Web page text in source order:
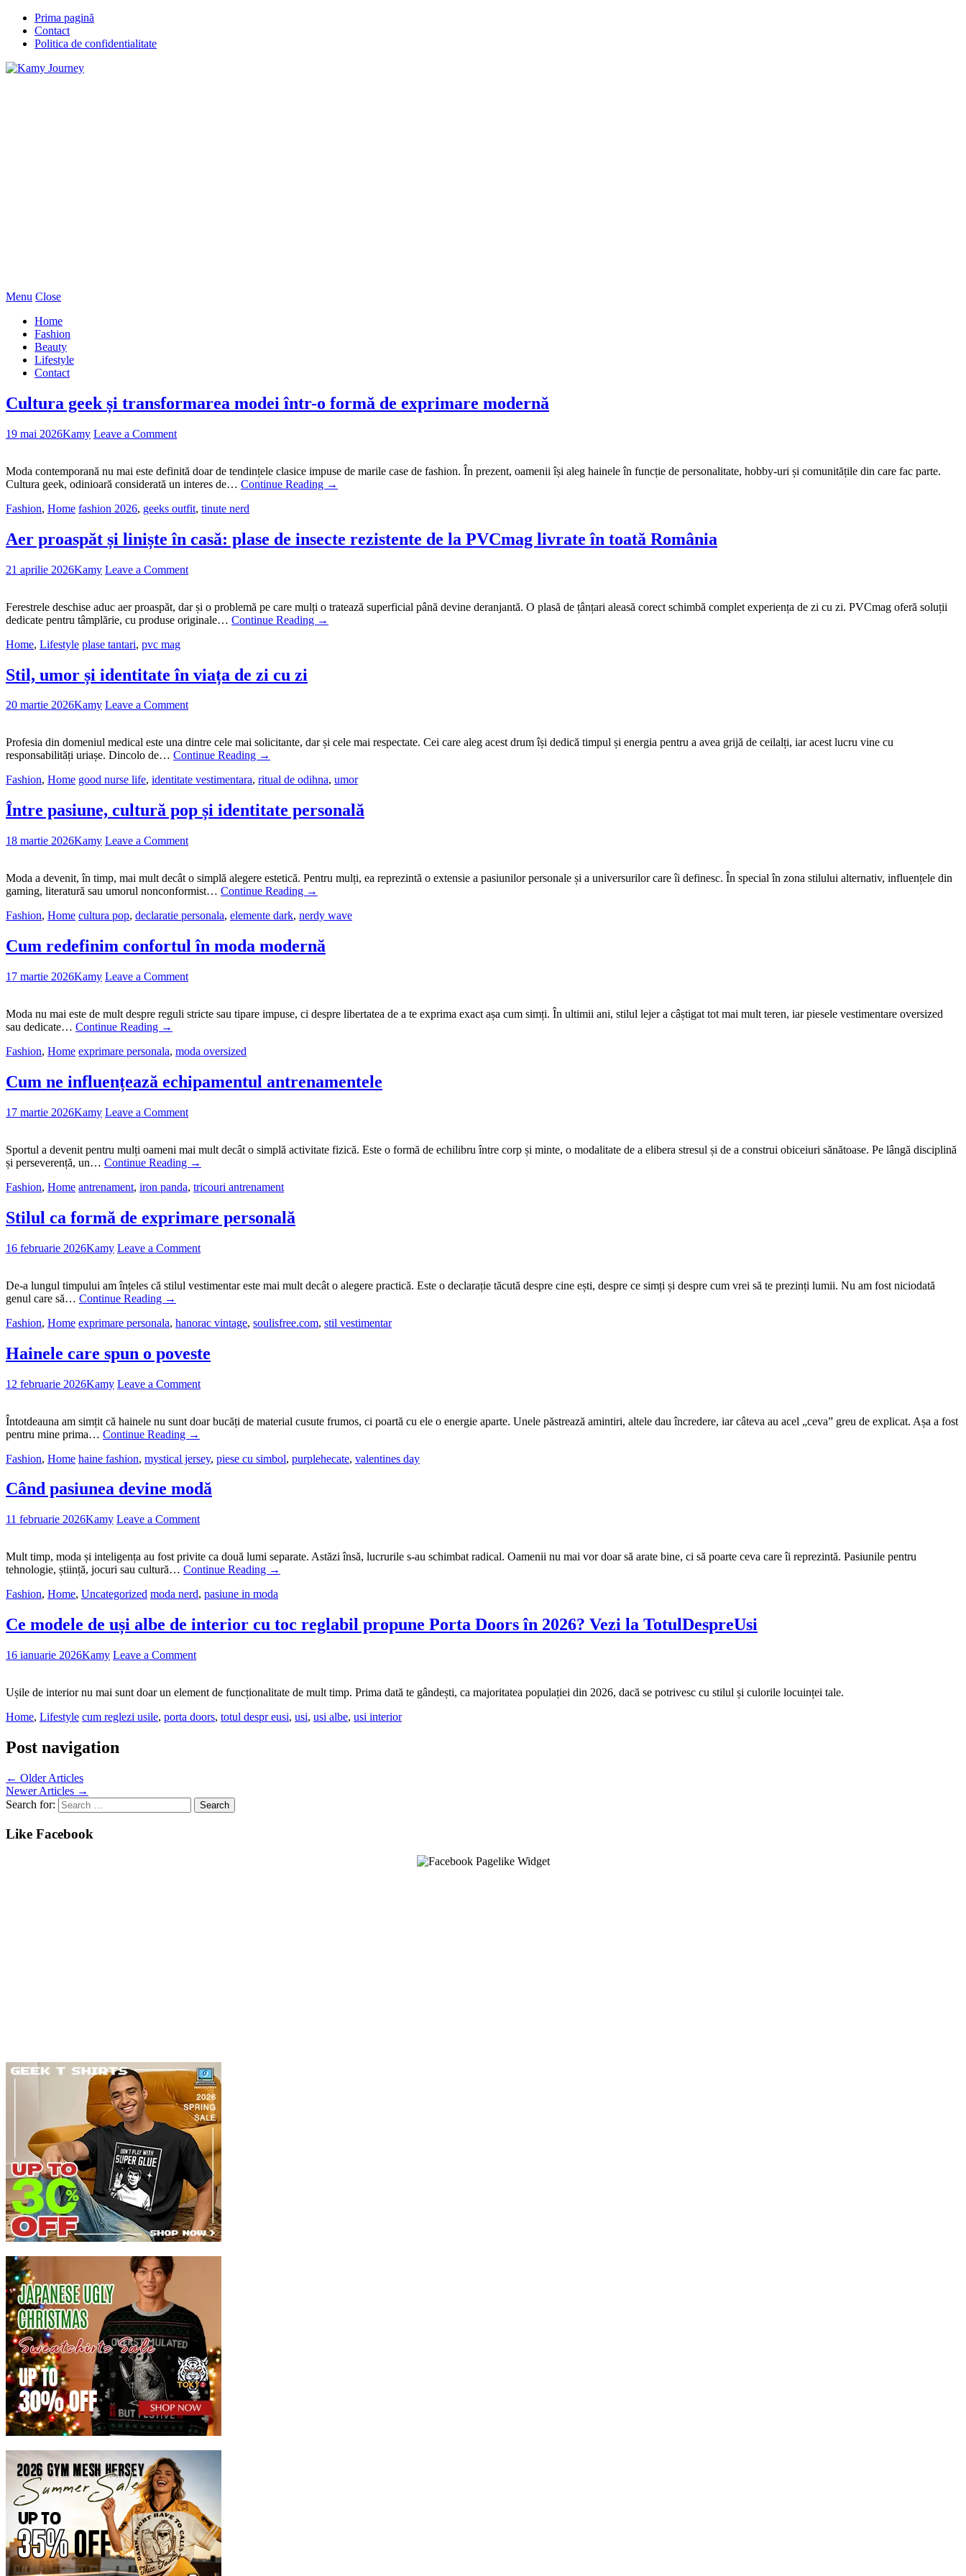
Prima pagină
Contact
Politica de confidentialitate
Menu Close
Home
Fashion
Beauty
Lifestyle
Contact
Cultura geek și transformarea modei într-o formă de exprimare modernă
19 mai 2026Kamy Leave a Comment
Moda contemporană nu mai este definită doar de tendințele clasice impuse de marile case de fashion. În prezent, oamenii își aleg hainele în funcție de personalitate, hobby-uri și comunitățile din care fac parte.
Cultura geek, odinioară considerată un interes de… Continue Reading →
Fashion, Home fashion 2026, geeks outfit, tinute nerd
Aer proaspăt și liniște în casă: plase de insecte rezistente de la PVCmag livrate în toată România
21 aprilie 2026Kamy Leave a Comment
Ferestrele deschise aduc aer proaspăt, dar și o problemă pe care mulți o tratează superficial până devine deranjantă. O plasă de țânțari aleasă corect schimbă complet experiența de zi cu zi. PVCmag oferă soluții
dedicate pentru tâmplărie, cu produse originale… Continue Reading →
Home, Lifestyle plase tantari, pvc mag
Stil, umor și identitate în viața de zi cu zi
20 martie 2026Kamy Leave a Comment
Profesia din domeniul medical este una dintre cele mai solicitante, dar și cele mai respectate. Cei care aleg acest drum își dedică timpul și energia pentru a avea grijă de ceilalți, iar acest lucru vine cu
responsabilități uriașe. Dincolo de… Continue Reading →
Fashion, Home good nurse life, identitate vestimentara, ritual de odihna, umor
Între pasiune, cultură pop și identitate personală
18 martie 2026Kamy Leave a Comment
Moda a devenit, în timp, mai mult decât o simplă alegere estetică. Pentru mulți, ea reprezintă o extensie a pasiunilor personale și a universurilor care îi definesc. În special în zona stilului alternativ, influențele din
gaming, literatură sau umorul nonconformist… Continue Reading →
Fashion, Home cultura pop, declaratie personala, elemente dark, nerdy wave
Cum redefinim confortul în moda modernă
17 martie 2026Kamy Leave a Comment
Moda nu mai este de mult despre reguli stricte sau tipare impuse, ci despre libertatea de a te exprima exact așa cum simți. În ultimii ani, stilul lejer a câștigat tot mai mult teren, iar piesele vestimentare oversized
sau dedicate… Continue Reading →
Fashion, Home exprimare personala, moda oversized
Cum ne influențează echipamentul antrenamentele
17 martie 2026Kamy Leave a Comment
Sportul a devenit pentru mulți oameni mai mult decât o simplă activitate fizică. Este o formă de echilibru între corp și minte, o modalitate de a elibera stresul și de a construi obiceiuri sănătoase. Pe lângă disciplină
și perseverență, un… Continue Reading →
Fashion, Home antrenament, iron panda, tricouri antrenament
Stilul ca formă de exprimare personală
16 februarie 2026Kamy Leave a Comment
De-a lungul timpului am înțeles că stilul vestimentar este mai mult decât o alegere practică. Este o declarație tăcută despre cine ești, despre ce simți și despre cum vrei să te prezinți lumii. Nu am fost niciodată
genul care să… Continue Reading →
Fashion, Home exprimare personala, hanorac vintage, soulisfree.com, stil vestimentar
Hainele care spun o poveste
12 februarie 2026Kamy Leave a Comment
Întotdeauna am simțit că hainele nu sunt doar bucăți de material cusute frumos, ci poartă cu ele o energie aparte. Unele păstrează amintiri, altele dau încredere, iar câteva au acel „ceva” greu de explicat. Așa a fost
pentru mine prima… Continue Reading →
Fashion, Home haine fashion, mystical jersey, piese cu simbol, purplehecate, valentines day
Când pasiunea devine modă
11 februarie 2026Kamy Leave a Comment
Mult timp, moda și inteligența au fost privite ca două lumi separate. Astăzi însă, lucrurile s-au schimbat radical. Oamenii nu mai vor doar să arate bine, ci să poarte ceva care îi reprezintă. Pasiunile pentru
tehnologie, știință, jocuri sau cultură… Continue Reading →
Fashion, Home, Uncategorized moda nerd, pasiune in moda
Ce modele de uși albe de interior cu toc reglabil propune Porta Doors în 2026? Vezi la TotulDespreUsi
16 ianuarie 2026Kamy Leave a Comment
Ușile de interior nu mai sunt doar un element de funcționalitate de mult timp. Prima dată te gândești, ca majoritatea populației din 2026, dacă se potrivesc cu stilul și culorile locuinței tale.
Home, Lifestyle cum reglezi usile, porta doors, totul despr eusi, usi, usi albe, usi interior
Post navigation
← Older Articles
Newer Articles →
Search for:
Like Facebook